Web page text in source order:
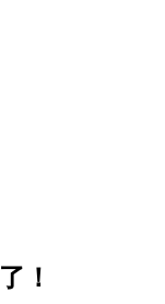
！